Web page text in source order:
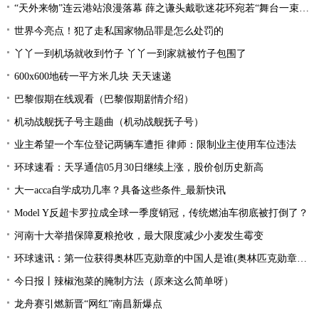
“天外来物”连云港站浪漫落幕 薛之谦头戴歌迷花环宛若“舞台一束光”
世界今亮点！犯了走私国家物品罪是怎么处罚的
丫丫一到机场就收到竹子 丫丫一到家就被竹子包围了
600x600地砖一平方米几块 天天速递
巴黎假期在线观看（巴黎假期剧情介绍）
机动战舰抚子号主题曲（机动战舰抚子号）
业主希望一个车位登记两辆车遭拒 律师：限制业主使用车位违法
环球速看：天孚通信05月30日继续上涨，股价创历史新高
大一acca自学成功几率？具备这些条件_最新快讯
Model Y反超卡罗拉成全球一季度销冠，传统燃油车彻底被打倒了？
河南十大举措保障夏粮抢收，最大限度减少小麦发生霉变
环球速讯：第一位获得奥林匹克勋章的中国人是谁(奥林匹克勋章用于奖励为发展)
今日报丨辣椒泡菜的腌制方法（原来这么简单呀）
龙舟赛引燃新晋“网红”南昌新爆点